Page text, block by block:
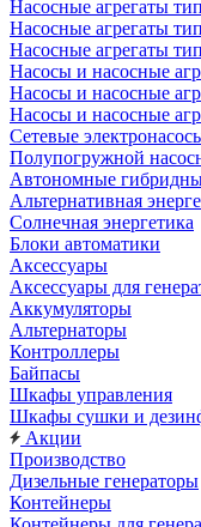
Насосные агрегаты
Насосные агрегаты
Насосные агрегаты
Насосы и насосные
Насосы и насосные
Насосы и насосные
Сетевые
Полупогружной
Автономные
Альтернативная
Солнечная энергетика
Блоки автоматики
Аксессуары
Аксессуары для
Аккумуляторы
Альтернаторы
Контроллеры
Байпасы
Шкафы управления
Шкафы сушки и
Акции
Производство
Дизельные генераторы
Контейнеры